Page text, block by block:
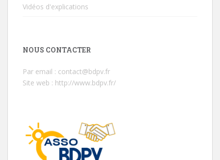
Vidéos d'explications
NOUS CONTACTER
Par email : contact@bdpv.fr
Site web : http://www.bdpv.fr/